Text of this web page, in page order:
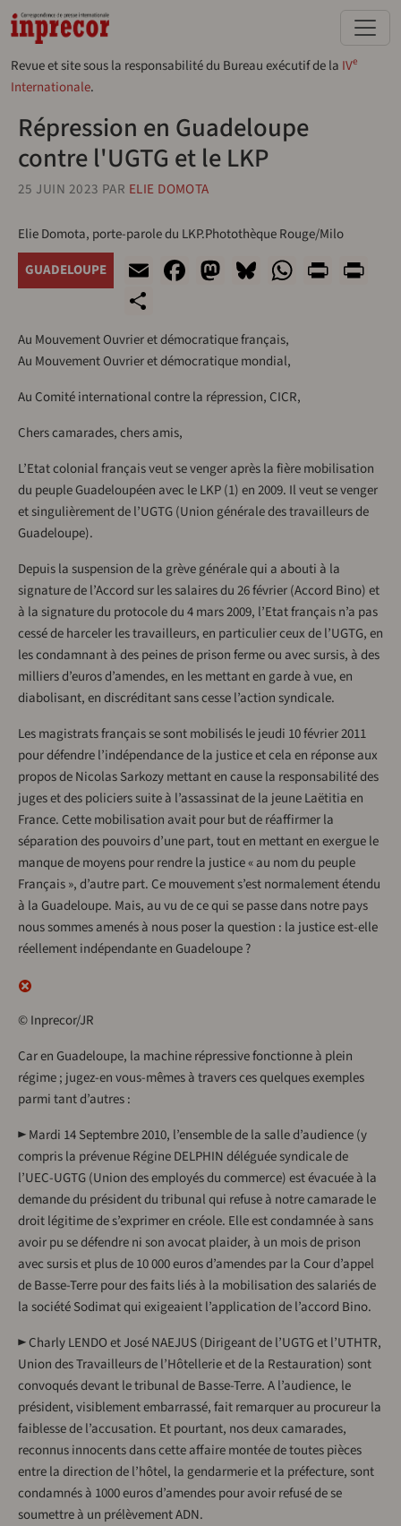
Aller au contenu principal
Revue et site sous la responsabilité du Bureau exécutif de la IVe
Internationale.
Répression en Guadeloupe
contre l'UGTG et le LKP
25 JUIN 2023 PAR ELIE DOMOTA
Elie Domota, porte-parole du LKP.Photothèque Rouge/Milo
GUADELOUPE
EmailFacebook
Mastodon
BlueskyPrint
Au Mouvement Ouvrier et démocratique français,
Au Mouvement Ouvrier et démocratique mondial,
Au Comité international contre la répression, CICR,
Chers camarades, chers amis,
L’Etat colonial français veut se venger après la fière mobilisation
du peuple Guadeloupéen avec le LKP (1) en 2009. Il veut se venger
et singulièrement de l’UGTG (Union générale des travailleurs de
Guadeloupe).
Depuis la suspension de la grève générale qui a abouti à la
signature de l’Accord sur les salaires du 26 février (Accord Bino) et
à la signature du protocole du 4 mars 2009, l’Etat français n’a pas
cessé de harceler les travailleurs, en particulier ceux de l’UGTG, en
les condamnant à des peines de prison ferme ou avec sursis, à des
milliers d’euros d’amendes, en les mettant en garde à vue, en
diabolisant, en discréditant sans cesse l’action syndicale.
Les magistrats français se sont mobilisés le jeudi 10 février 2011
pour défendre l’indépendance de la justice et cela en réponse aux
propos de Nicolas Sarkozy mettant en cause la responsabilité des
juges et des policiers suite à l’assassinat de la jeune Laëtitia en
France. Cette mobilisation avait pour but de réaffirmer la
séparation des pouvoirs d’une part, tout en mettant en exergue le
manque de moyens pour rendre la justice « au nom du peuple
Français », d’autre part. Ce mouvement s’est normalement étendu
à la Guadeloupe. Mais, au vu de ce qui se passe dans notre pays
nous sommes amenés à nous poser la question : la justice est-elle
réellement indépendante en Guadeloupe ?
© Inprecor/JR
Car en Guadeloupe, la machine répressive fonctionne à plein
régime ; jugez-en vous-mêmes à travers ces quelques exemples
parmi tant d’autres :
► Mardi 14 Septembre 2010, l’ensemble de la salle d’audience (y
compris la prévenue Régine DELPHIN déléguée syndicale de
l’UEC-UGTG (Union des employés du commerce) est évacuée à la
demande du président du tribunal qui refuse à notre camarade le
droit légitime de s’exprimer en créole. Elle est condamnée à sans
avoir pu se défendre ni son avocat plaider, à un mois de prison
avec sursis et plus de 10 000 euros d’amendes par la Cour d’appel
de Basse-Terre pour des faits liés à la mobilisation des salariés de
la société Sodimat qui exigeaient l’application de l’accord Bino.
► Charly LENDO et José NAEJUS (Dirigeant de l’UGTG et l’UTHTR,
Union des Travailleurs de l’Hôtellerie et de la Restauration) sont
convoqués devant le tribunal de Basse-Terre. A l’audience, le
président, visiblement embarrassé, fait remarquer au procureur la
faiblesse de l’accusation. Et pourtant, nos deux camarades,
reconnus innocents dans cette affaire montée de toutes pièces
entre la direction de l’hôtel, la gendarmerie et la préfecture, sont
condamnés à 1000 euros d’amendes pour avoir refusé de se
soumettre à un prélèvement ADN.